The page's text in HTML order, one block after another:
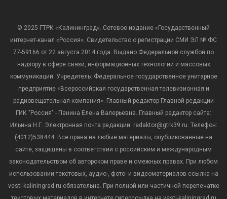
© 2025 ГТРК «Калининград». Сетевое издание «Государственный
интернет-канал «Россия». Свидетельство о регистрации СМИ ЭЛ № ФС
77-59166 от 22 августа 2014 года. Выдано Федеральной службой по
надзору в сфере связи, информационных технологий и массовых
коммуникаций. Учредитель: Федеральное государственное унитарное
предприятие «Всероссийская государственная телевизионная и
радиовещательная компания». Главный редактор Главной редакции
ГИК "Россия" - Панина Елена Валерьевна. Главный редактор сайта:
Ильина Н.Г. Электронная почта редакции: redaktor@gtrk39.ru. Телефон:
(4012)538444. Все права на любые материалы, опубликованные на
сайте, защищены в соответствии с российским и международным
законодательством об авторском праве и смежных правах. При любом
использовании текстовых, аудио-, фото- и видеоматериалов ссылка на
vesti-kaliningrad.ru обязательна. При полной или частичной перепечатке